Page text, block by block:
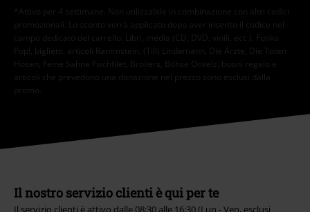
*Attivo per 4 settimane. Non utilizzabile in combinazione con altri codici
promozionali. Lo sconto verrà applicato dopo aver inserito il codice nel
campo dedicato del carrello. Libri, media (CD, DVD, vinili, ecc.), Funko
Pop!, biglietti, articoli Rammstein, (Till) Lindemann, Die Ärzte, Die Toten
Hosen, Feine Sahne Fischfilet, Broilers, Böhse Onkelz, buoni regalo e
articoli che prevedono una donazione nel prezzo sono esclusi dalla
promo.
Il nostro servizio clienti è qui per te
Il servizio clienti è attivo dalle 08:30 alle 16:30 (Lun - Ven, esclusi